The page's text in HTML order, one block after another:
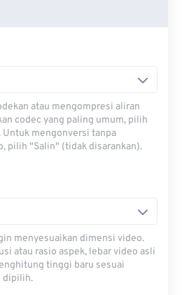
atau mengompresi aliran
codec yang paling umum, pilih
mengonversi tanpa
pilih "Salin" (tidak disarankan).
menyesuaikan dimensi video.
atau rasio aspek, lebar video asli
tinggi baru sesuai
dipilih.